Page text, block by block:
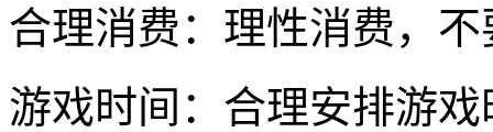
合理消费：理性消费，
游戏时间：合理安排游